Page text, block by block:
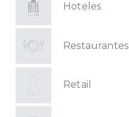
Hoteles
Restaurantes
Retail